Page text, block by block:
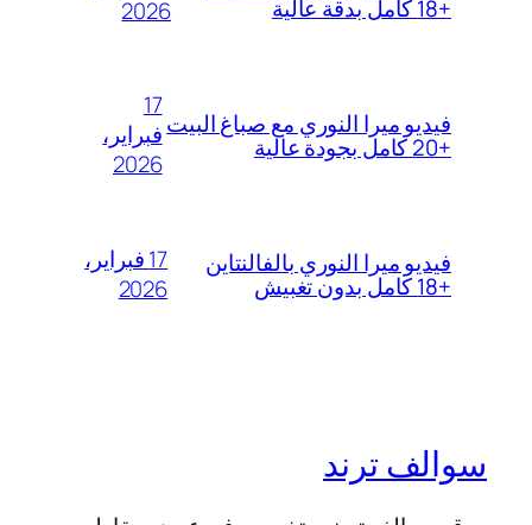
+18 كامل بدقة عالية
2026
فيديو ميرا النوري مع صباغ البيت
+20 كامل بجودة عالية
17
فبراير،
2026
فيديو ميرا النوري بالفالنتاين
+18 كامل بدون تغبيش
17 فبراير،
2026
سوالف ترند